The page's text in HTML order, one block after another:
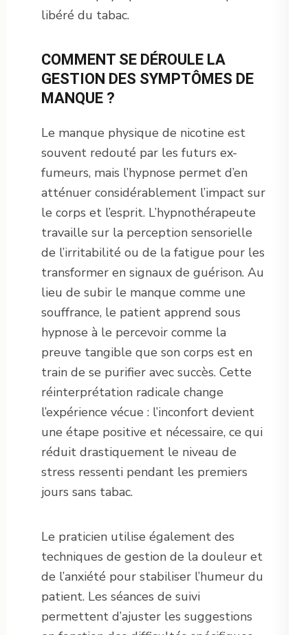
libéré du tabac.
COMMENT SE DÉROULE LA
GESTION DES SYMPTÔMES DE
MANQUE ?
Le manque physique de nicotine est
souvent redouté par les futurs ex-
fumeurs, mais l’hypnose permet d’en
atténuer considérablement l’impact sur
le corps et l’esprit. L’hypnothérapeute
travaille sur la perception sensorielle
de l’irritabilité ou de la fatigue pour les
transformer en signaux de guérison. Au
lieu de subir le manque comme une
souffrance, le patient apprend sous
hypnose à le percevoir comme la
preuve tangible que son corps est en
train de se purifier avec succès. Cette
réinterprétation radicale change
l’expérience vécue : l’inconfort devient
une étape positive et nécessaire, ce qui
réduit drastiquement le niveau de
stress ressenti pendant les premiers
jours sans tabac.
Le praticien utilise également des
techniques de gestion de la douleur et
de l’anxiété pour stabiliser l’humeur du
patient. Les séances de suivi
permettent d’ajuster les suggestions